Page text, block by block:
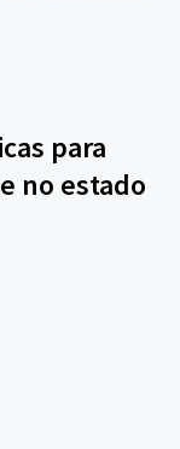
para
no estado